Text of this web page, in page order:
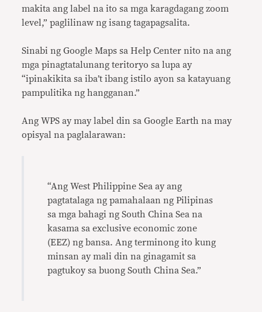
makita ang label na ito sa mga karagdagang zoom
level,” paglilinaw ng isang tagapagsalita.
Sinabi ng Google Maps sa Help Center nito na ang
mga pinagtatalunang teritoryo sa lupa ay
“ipinakikita sa iba’t ibang istilo ayon sa katayuang
pampulitika ng hangganan.”
Ang WPS ay may label din sa Google Earth na may
opisyal na paglalarawan:
“Ang West Philippine Sea ay ang
pagtatalaga ng pamahalaan ng Pilipinas
sa mga bahagi ng South China Sea na
kasama sa exclusive economic zone
(EEZ) ng bansa. Ang terminong ito kung
minsan ay mali din na ginagamit sa
pagtukoy sa buong South China Sea.”